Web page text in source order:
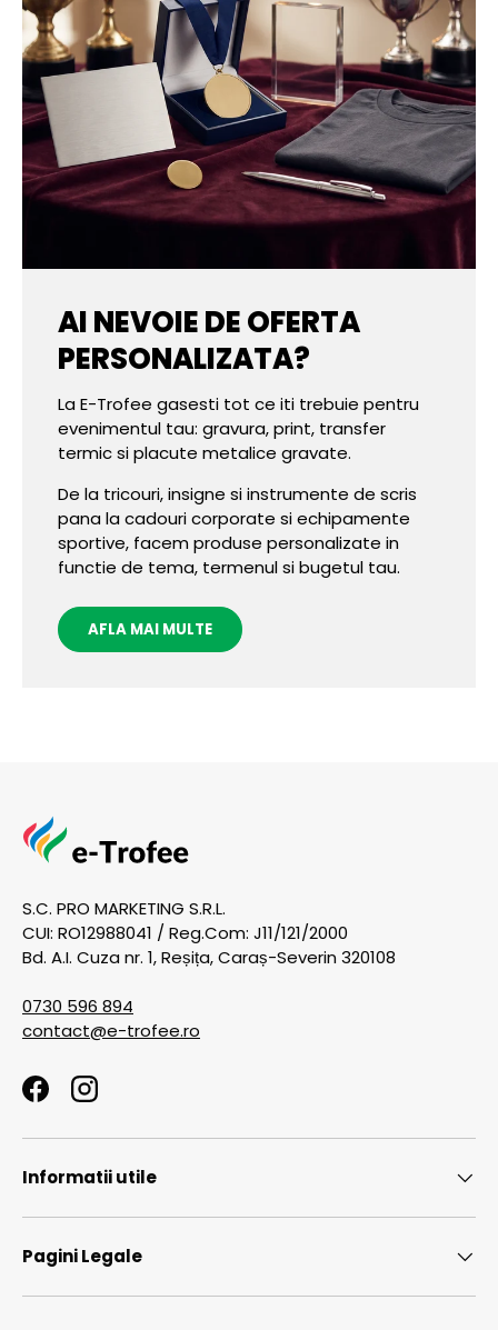
AI NEVOIE DE OFERTA
PERSONALIZATA?
La E-Trofee gasesti tot ce iti trebuie pentru
evenimentul tau: gravura, print, transfer
termic si placute metalice gravate.
De la tricouri, insigne si instrumente de scris
pana la cadouri corporate si echipamente
sportive, facem produse personalizate in
functie de tema, termenul si bugetul tau.
AFLA MAI MULTE
S.C. PRO MARKETING S.R.L.
CUI: RO12988041 / Reg.Com: J11/121/2000
Bd. A.I. Cuza nr. 1, Reșița, Caraș-Severin 320108
0730 596 894
contact@e-trofee.ro
FacebookInstagram
Informatii utile
Pagini Legale